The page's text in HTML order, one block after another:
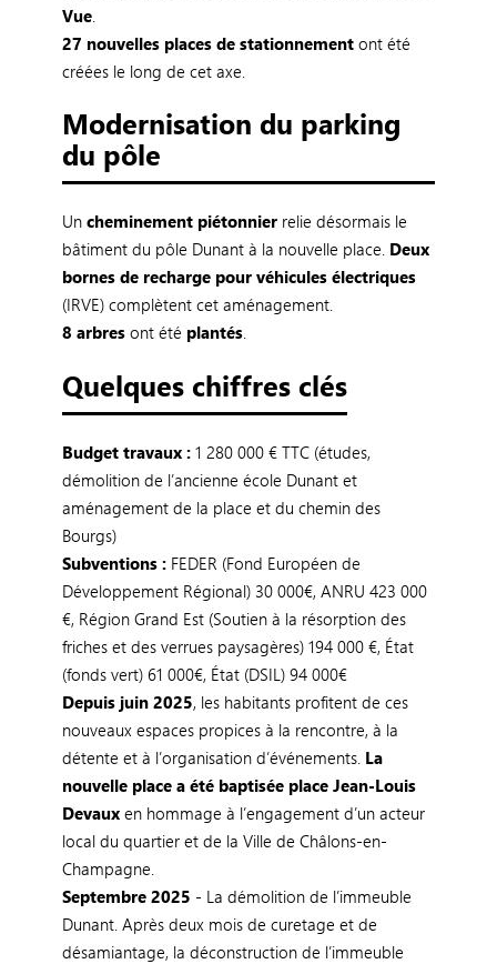
Vue.
27 nouvelles places de stationnement ont été
créées le long de cet axe.
Modernisation du parking
du pôle
Un cheminement piétonnierrelie désormais le
bâtiment du pôle Dunant à la nouvelle place.Deux
bornes de recharge pour véhicules électriques
(IRVE) complètent cet aménagement.
8 arbresont été plantés.
Quelques chiffres clés
Budget travaux :1 280 000 € TTC (études,
démolition de l’ancienne école Dunant et
aménagement de la place et du chemin des
Bourgs)
Subventions :FEDER (Fond Européen de
Développement Régional) 30 000€, ANRU 423 000
€, Région Grand Est (Soutien à la résorption des
friches et des verrues paysagères) 194 000 €, État
(fonds vert) 61 000€, État (DSIL) 94 000€
Depuis juin 2025, les habitants profitent de ces
nouveaux espaces propices à la rencontre, à la
détente et à l’organisation d’événements. La
nouvelle place a été baptisée place Jean-Louis
Devauxen hommage à l’engagement d’un acteur
local du quartier et de la Ville de Châlons-en-
Champagne.
Septembre 2025 - La démolition de l’immeuble
Dunant. Après deux mois de curetage et de
désamiantage, la déconstruction de l’immeuble